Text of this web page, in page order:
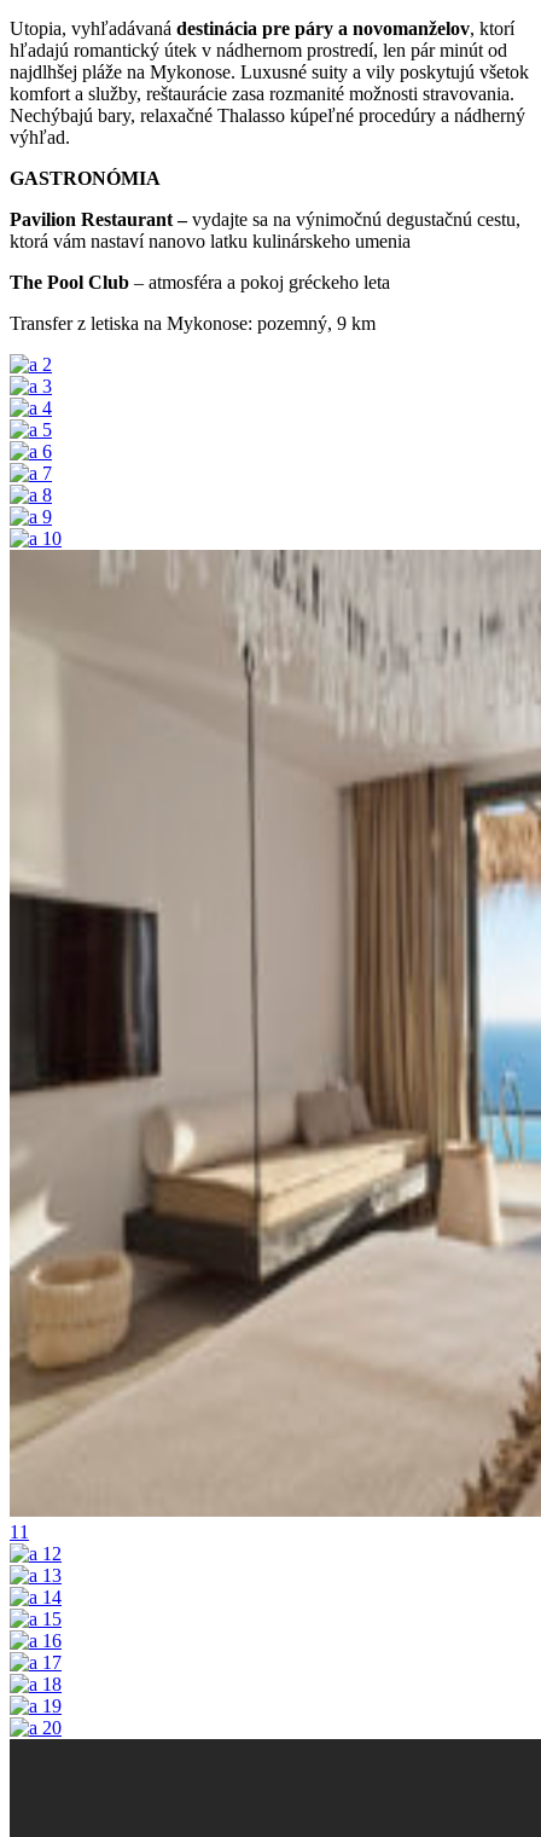
Utopia, vyhľadávaná destinácia pre páry a novomanželov, ktorí
hľadajú romantický útek v nádhernom prostredí, len pár minút od
najdlhšej pláže na Mykonose. Luxusné suity a vily poskytujú všetok
komfort a služby, reštaurácie zasa rozmanité možnosti stravovania.
Nechýbajú bary, relaxačné Thalasso kúpeľné procedúry a nádherný
výhľad.
GASTRONÓMIA
Pavilion Restaurant –vydajte sa na výnimočnú degustačnú cestu,
ktorá vám nastaví nanovo latku kulinárskeho umenia
The Pool Club – atmosféra a pokoj gréckeho leta
Transfer z letiska na Mykonose: pozemný, 9 km
2
3
4
5
6
7
8
9
10
11
12
13
14
15
16
17
18
19
20